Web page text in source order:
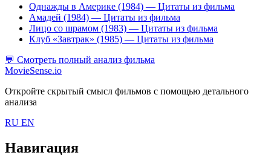
Однажды в Америке (1984) — Цитаты из фильма
Амадей (1984) — Цитаты из фильма
Лицо со шрамом (1983) — Цитаты из фильма
Клуб «Завтрак» (1985) — Цитаты из фильма
💬 Смотреть полный анализ фильма
MovieSense.io
Откройте скрытый смысл фильмов с помощью детального
анализа
RU EN
Навигация